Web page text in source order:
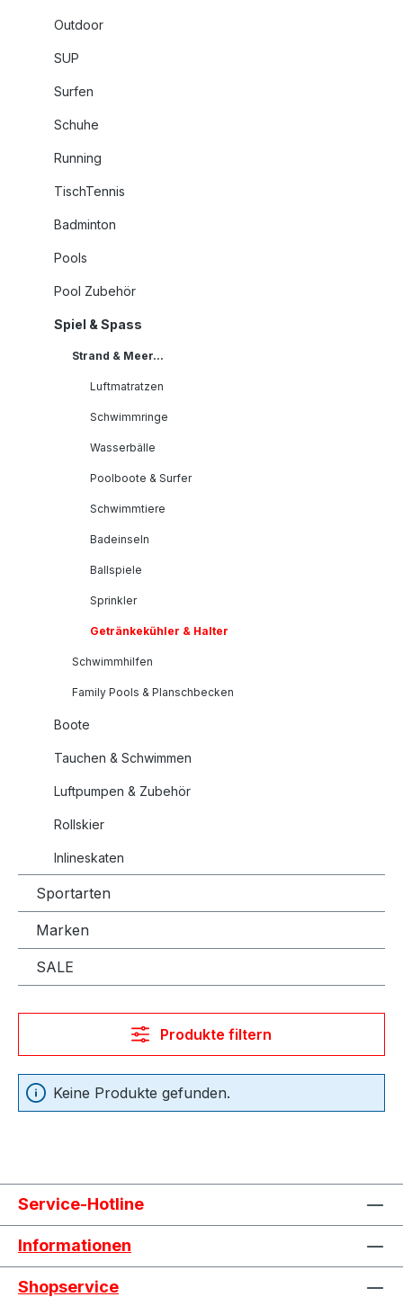
Outdoor
SUP
Surfen
Schuhe
Running
TischTennis
Badminton
Pools
Pool Zubehör
Spiel & Spass
Strand & Meer...
Luftmatratzen
Schwimmringe
Wasserbälle
Poolboote & Surfer
Schwimmtiere
Badeinseln
Ballspiele
Sprinkler
Getränkekühler & Halter
Schwimmhilfen
Family Pools & Planschbecken
Boote
Tauchen & Schwimmen
Luftpumpen & Zubehör
Rollskier
Inlineskaten
Sportarten
Marken
SALE
Produkte filtern
Keine Produkte gefunden.
Service-Hotline
Informationen
Shopservice